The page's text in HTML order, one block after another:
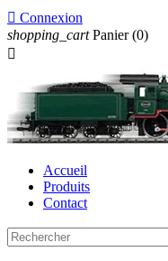
 Connexion
shopping_cart Panier (0)

Accueil
Produits
Contact